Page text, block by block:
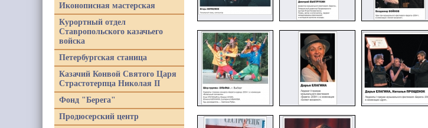
Иконописная мастерская
Курортный отдел
Ставропольского казачьего
войска
Петербургская станица
Казачий Конвой Святого Царя
Страстотерпца Николая II
Фонд "Берега"
Продюсерский центр